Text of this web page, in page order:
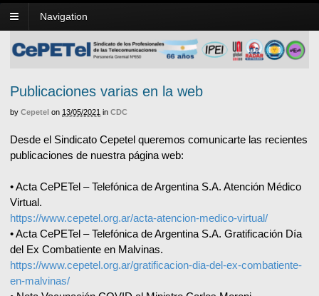
Navigation
Publicaciones varias en la web
by Cepetel on 13/05/2021 in CDC
Desde el Sindicato Cepetel queremos comunicarte las recientes
publicaciones de nuestra página web:
• Acta CePETel – Telefónica de Argentina S.A. Atención Médico
Virtual.
https://www.cepetel.org.ar/acta-atencion-medico-virtual/
• Acta CePETel – Telefónica de Argentina S.A. Gratificación Día
del Ex Combatiente en Malvinas.
https://www.cepetel.org.ar/gratificacion-dia-del-ex-combatiente-
en-malvinas/